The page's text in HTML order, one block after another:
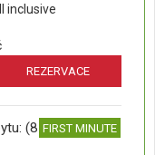
inclusive
REZERVACE
(8 dní)
FIRST MINUTE